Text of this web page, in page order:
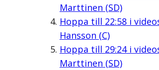
Marttinen (SD)
Hoppa till 22:58i
Hansson (C)
Hoppa till 29:24i
Marttinen (SD)